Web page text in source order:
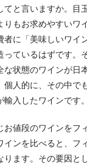
てと言いますか。目
りもお求めやすいワ
者に「美味しいワイ
っているはずです。
な状態のワインが日
個人的に、その中で
入したワインです。
値段のワインをフ
インを比べると、フ
ります。その要因と